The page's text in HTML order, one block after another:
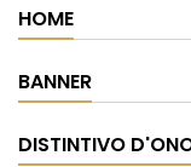
HOME
BANNER
DISTINTIVO